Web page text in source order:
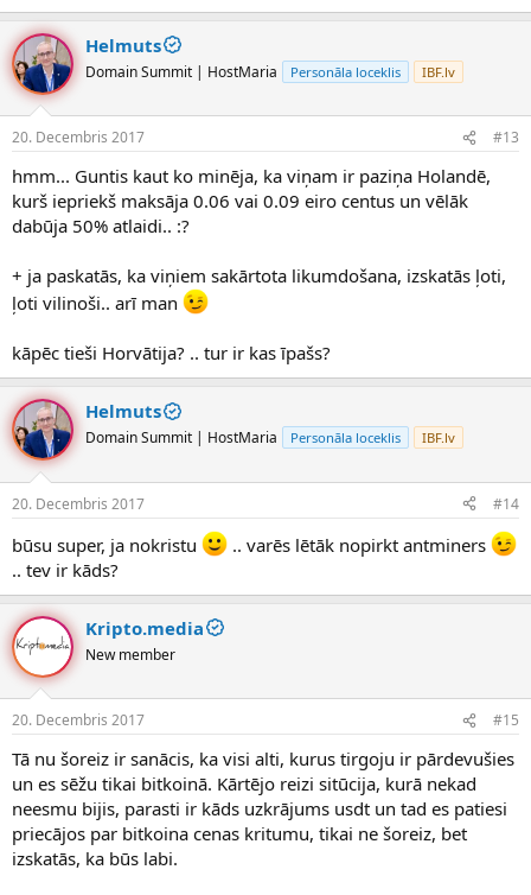
Helmuts
Domain Summit | HostMaria Personāla loceklis IBF.lv
20. Decembris 2017 #13
hmm... Guntis kaut ko minēja, ka viņam ir paziņa Holandē,
kurš iepriekš maksāja 0.06 vai 0.09 eiro centus un vēlāk
dabūja 50% atlaidi.. :?
+ ja paskatās, ka viņiem sakārtota likumdošana, izskatās ļoti,
ļoti vilinoši.. arī man
kāpēc tieši Horvātija? .. tur ir kas īpašs?
Helmuts
Domain Summit | HostMaria Personāla loceklis IBF.lv
20. Decembris 2017 #14
būsu super, ja nokristu
.. varēs lētāk nopirkt antminers
.. tev ir kāds?
Kripto.media
New member
20. Decembris 2017 #15
Tā nu šoreiz ir sanācis, ka visi alti, kurus tirgoju ir pārdevušies
un es sēžu tikai bitkoinā. Kārtējo reizi sitūcija, kurā nekad
neesmu bijis, parasti ir kāds uzkrājums usdt un tad es patiesi
priecājos par bitkoina cenas kritumu, tikai ne šoreiz, bet
izskatās, ka būs labi.